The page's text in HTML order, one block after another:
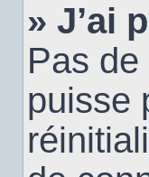
» J’ai
Pas
puisse